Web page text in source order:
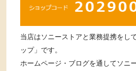
当店はソニーストアと業務提携をし
ップ」です。
ホームページ・ブログを通してソニ